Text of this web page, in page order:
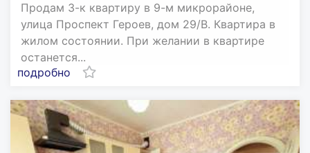
Продам 3-к квартиру в 9-м микрорайоне,
улица Проспект Героев, дом 29/В. Квартира в
жилом состоянии. При желании в квартире
останется...
подробно